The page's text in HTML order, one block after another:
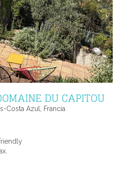
DU CAPITOU
Costa Azul, Francia